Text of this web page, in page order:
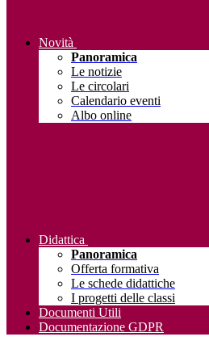
Novità
Panoramica
Le notizie
Le circolari
Calendario eventi
Albo online
Didattica
Panoramica
Offerta formativa
Le schede didattiche
I progetti delle classi
Documenti Utili
Documentazione GDPR